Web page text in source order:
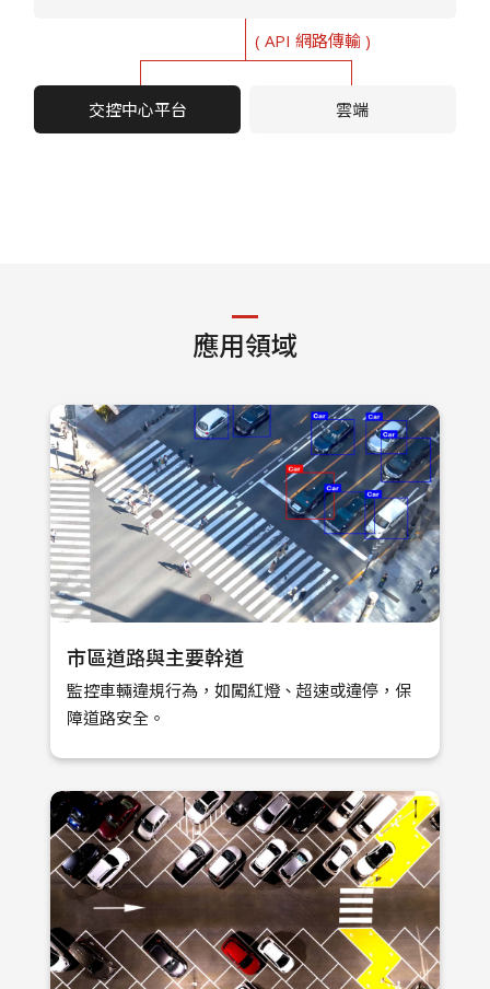
( API 網路傳輸 )
交控中心平台 雲端
應用領域
市區道路與主要幹道
監控車輛違規行為，如闖紅燈、超速或違停，保
障道路安全。